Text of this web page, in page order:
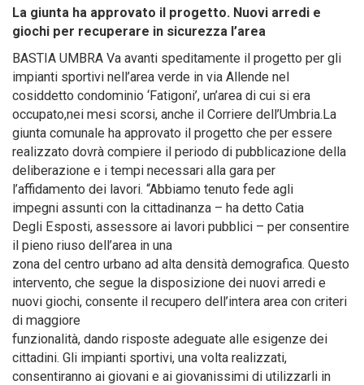
La giunta ha approvato il progetto. Nuovi arredi e
giochi per recuperare in sicurezza l’area
BASTIA UMBRA Va avanti speditamente il progetto per gli
impianti sportivi nell’area verde in via Allende nel
cosiddetto condominio ‘Fatigoni’, un’area di cui si era
occupato,nei mesi scorsi, anche il Corriere dell’Umbria.La
giunta comunale ha approvato il progetto che per essere
realizzato dovrà compiere il periodo di pubblicazione della
deliberazione e i tempi necessari alla gara per
l’affidamento dei lavori. “Abbiamo tenuto fede agli
impegni assunti con la cittadinanza – ha detto Catia
Degli Esposti, assessore ai lavori pubblici – per consentire
il pieno riuso dell’area in una
zona del centro urbano ad alta densità demografica. Questo
intervento, che segue la disposizione dei nuovi arredi e
nuovi giochi, consente il recupero dell’intera area con criteri
di maggiore
funzionalità, dando risposte adeguate alle esigenze dei
cittadini. Gli impianti sportivi, una volta realizzati,
consentiranno ai giovani e ai giovanissimi di utilizzarli in